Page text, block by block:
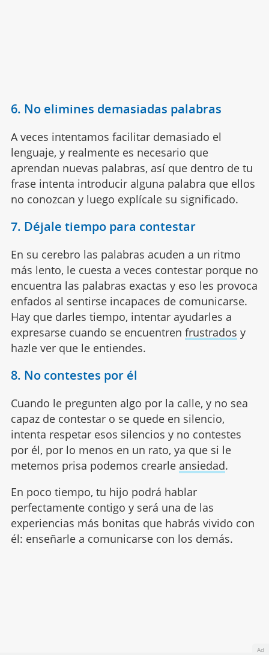
6. No elimines demasiadas palabras
A veces intentamos facilitar demasiado el
lenguaje, y realmente es necesario que
aprendan nuevas palabras, así que dentro de tu
frase intenta introducir alguna palabra que ellos
no conozcan y luego explícale su significado.
7. Déjale tiempo para contestar
En su cerebro las palabras acuden a un ritmo
más lento, le cuesta a veces contestar porque no
encuentra las palabras exactas y eso les provoca
enfados al sentirse incapaces de comunicarse.
Hay que darles tiempo, intentar ayudarles a
expresarse cuando se encuentren frustrados y
hazle ver que le entiendes.
8. No contestes por él
Cuando le pregunten algo por la calle, y no sea
capaz de contestar o se quede en silencio,
intenta respetar esos silencios y no contestes
por él, por lo menos en un rato, ya que si le
metemos prisa podemos crearle ansiedad.
En poco tiempo, tu hijo podrá hablar
perfectamente contigo y será una de las
experiencias más bonitas que habrás vivido con
él: enseñarle a comunicarse con los demás.
Ad